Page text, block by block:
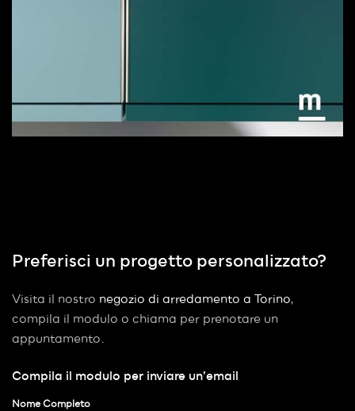
Preferisci un progetto personalizzato?
Visita il nostro negozio di arredamento a Torino,
compila il modulo o chiama per prenotare un
appuntamento.
Compila il modulo per inviare un’email
Nome Completo